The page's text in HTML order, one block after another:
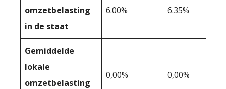
omzetbelasting
in de staat
6.00% 6.35%
Gemiddelde
lokale
omzetbelasting
0,00% 0,00%